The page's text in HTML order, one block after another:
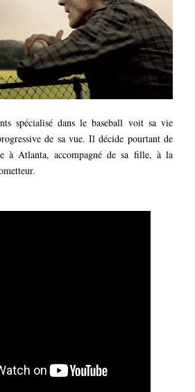
spécialisé dans le baseball voit sa vie
de sa vue. Il décide pourtant de
à Atlanta, accompagné de sa fille, à la